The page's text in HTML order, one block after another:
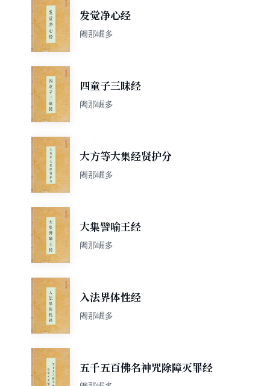
发觉净心经
阇那崛多
四童子三昧经
阇那崛多
大方等大集经贤护分
阇那崛多
大集譬喻王经
阇那崛多
入法界体性经
阇那崛多
五千五百佛名神咒除障灭罪经